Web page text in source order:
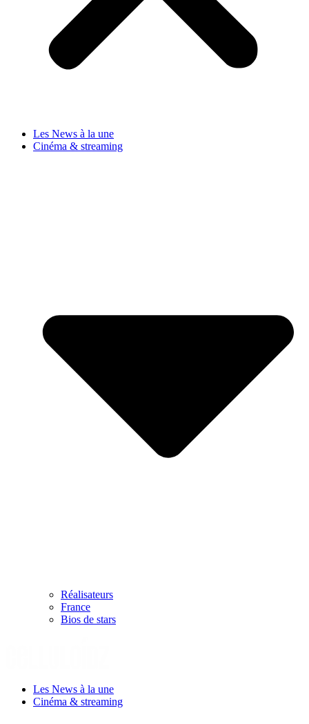
Les News à la une
Cinéma & streaming
Réalisateurs
France
Bios de stars
Les News à la une
Cinéma & streaming